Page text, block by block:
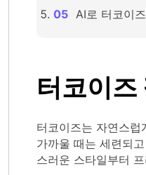
AI로 터코이
터코이즈
터코이즈는 자연스
가까울 때는 세련되
스러운 스타일부터